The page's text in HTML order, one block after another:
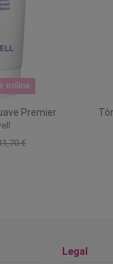
online
Premier
€
Legal